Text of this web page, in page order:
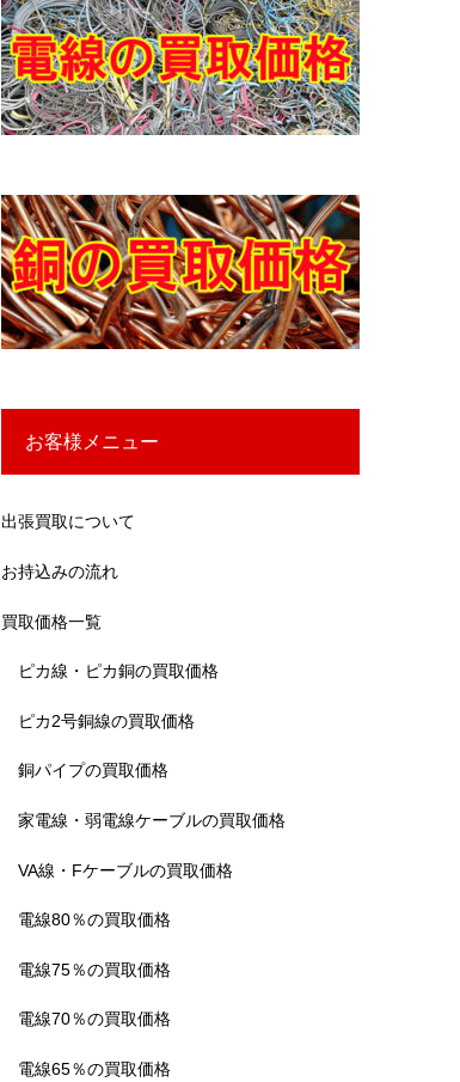
お客様メニュー
出張買取について
お持込みの流れ
買取価格一覧
ピカ線・ピカ銅の買取価格
ピカ2号銅線の買取価格
銅パイプの買取価格
家電線・弱電線ケーブルの買取価格
VA線・Fケーブルの買取価格
電線80％の買取価格
電線75％の買取価格
電線70％の買取価格
電線65％の買取価格